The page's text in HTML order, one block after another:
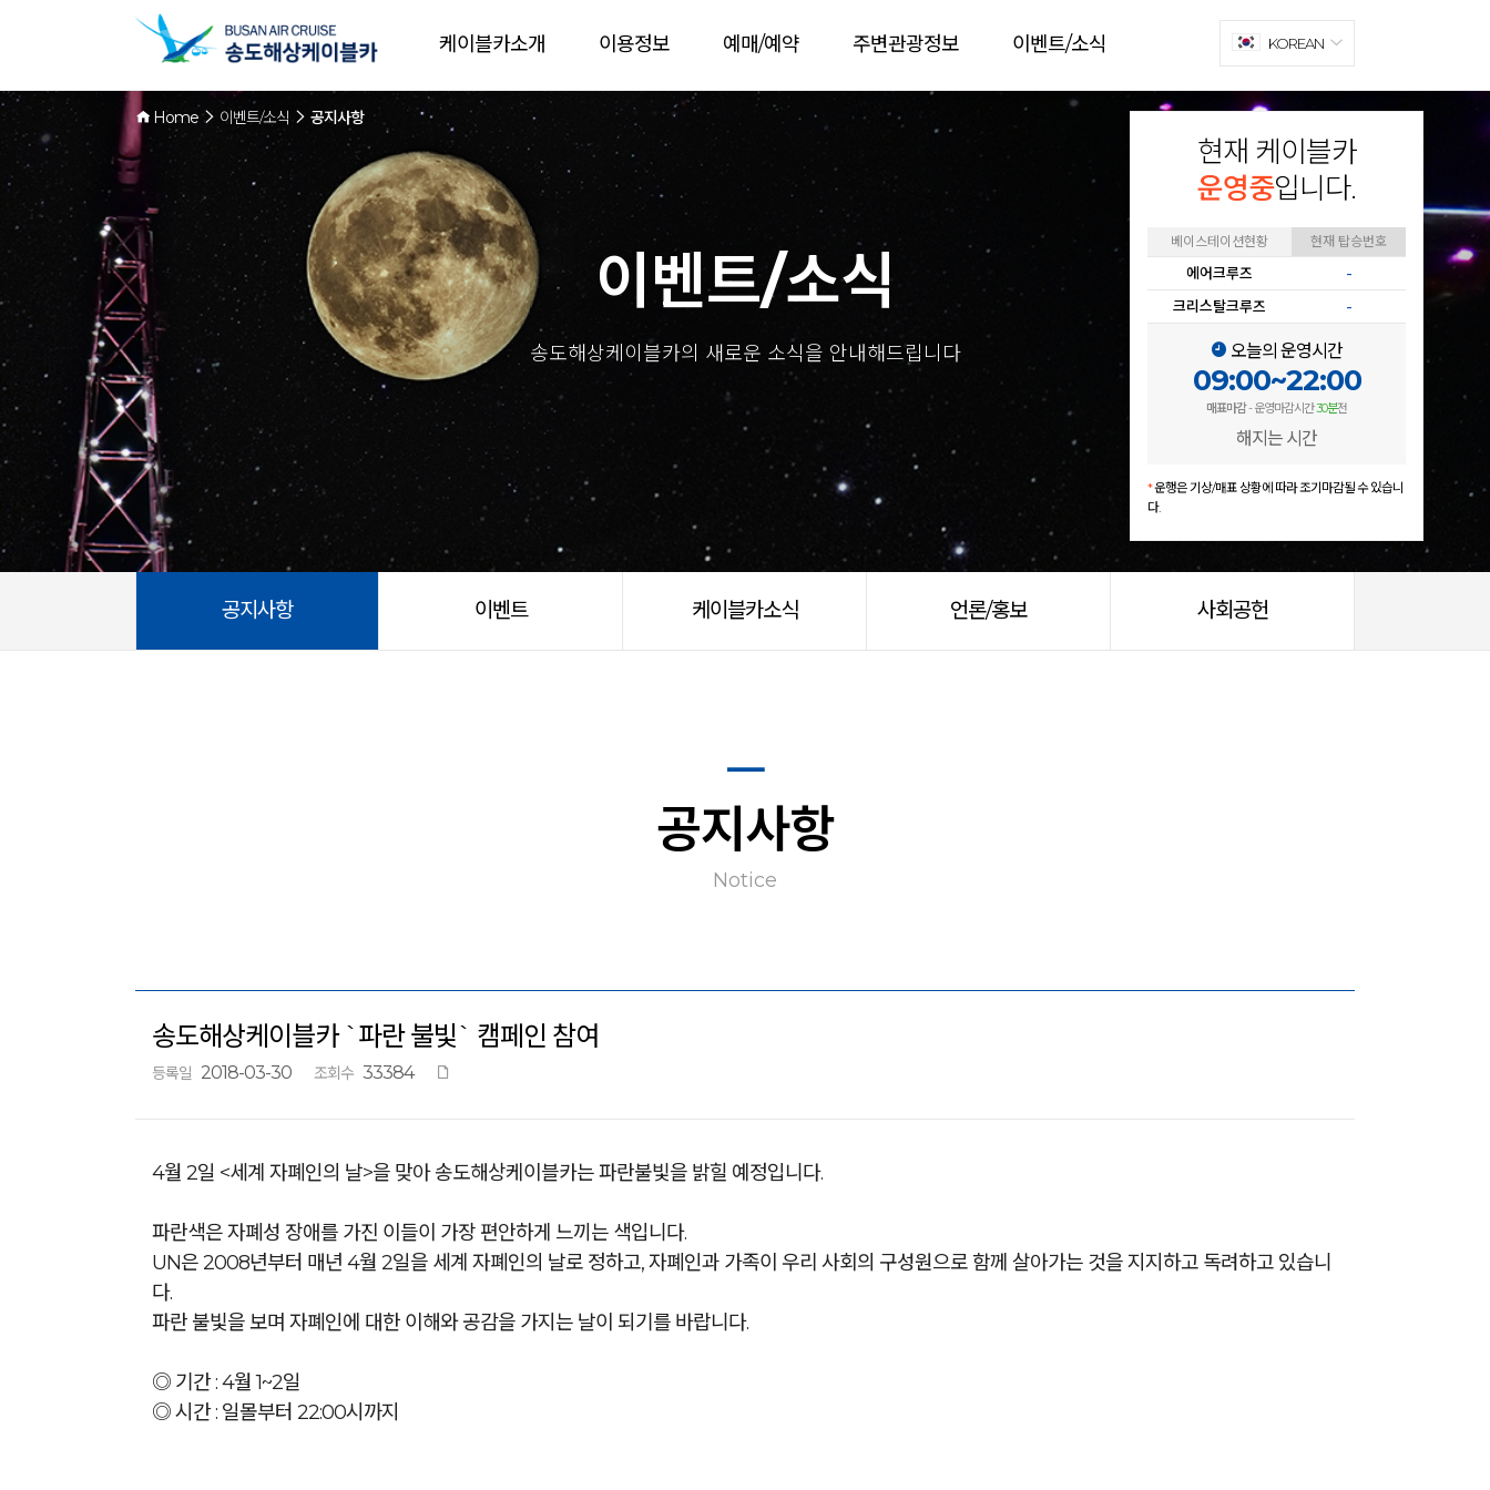
현재 케이블카
운영중입니다.
베이스테이션현황 현재 탑승번호
에어크루즈
-
크리스탈크루즈
-
오늘의 운영시간
09:00~22:00
매표마감- 운영마감시간30분전
해지는 시간
*운행은 기상/매표 상황에 따라 조기마감될 수 있습니
다.
케이블카소개 이용정보 예매/예약 주변관광정보 이벤트/소식 KOREAN
Home 이벤트/소식 공지사항
이벤트/소식
송도해상케이블카의 새로운 소식을 안내해드립니다
공지사항 이벤트 케이블카소식 언론/홍보 사회공헌
공지사항
Notice
송도해상케이블카 `파란 불빛` 캠페인 참여
등록일 2018-03-30 조회수 33384
4월 2일 <세계 자폐인의 날>을 맞아 송도해상케이블카는 파란불빛을 밝힐 예정입니다.
파란색은 자폐성 장애를 가진 이들이 가장 편안하게 느끼는 색입니다.
UN은 2008년부터 매년 4월 2일을 세계 자폐인의 날로 정하고, 자폐인과 가족이 우리 사회의 구성원으로 함께 살아가는 것을 지지하고 독려하고 있습니
다.
파란 불빛을 보며 자폐인에 대한 이해와 공감을 가지는 날이 되기를 바랍니다.
◎ 기간 : 4월 1~2일
◎ 시간 : 일몰부터 22:00시까지